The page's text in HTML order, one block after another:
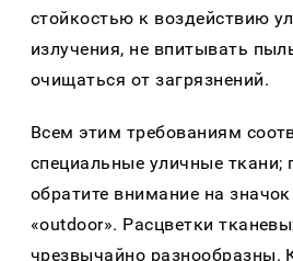
стойкостью к воздействию
излучения, не впитывать
очищаться от загрязнений.
Всем этим требованиям
специальные уличные ткани;
обратите внимание на
«outdoor». Расцветки
чрезвычайно разнообразны.